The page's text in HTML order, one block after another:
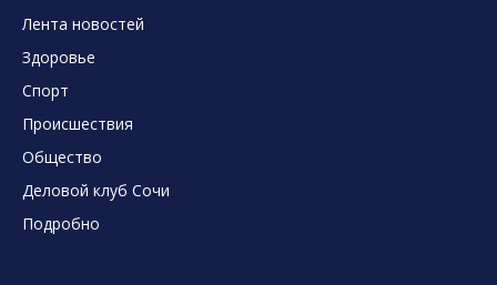
Лента новостей
Здоровье
Спорт
Происшествия
Общество
Деловой клуб Сочи
Подробно